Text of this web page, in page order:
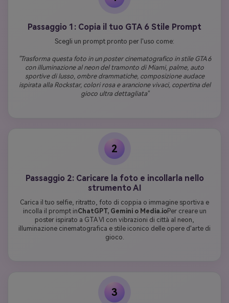
Passaggio 1: Copia il tuo GTA 6 Stile Prompt
Scegli un prompt pronto per l'uso come:
"Trasforma questa foto in un poster cinematografico in stile GTA 6
con illuminazione al neon del tramonto di Miami, palme, auto
sportive di lusso, ombre drammatiche, composizione audace
ispirata alla Rockstar, colori rosa e arancione vivaci, copertina del
gioco ultra dettagliata"
2
Passaggio 2: Caricare la foto e incollarla nello
strumento AI
Carica il tuo selfie, ritratto, foto di coppia o immagine sportiva e
incolla il prompt inChatGPT, Gemini o Media.ioPer creare un
poster ispirato a GTA VI con vibrazioni di città al neon,
illuminazione cinematografica e stile iconico delle opere d'arte di
gioco.
3